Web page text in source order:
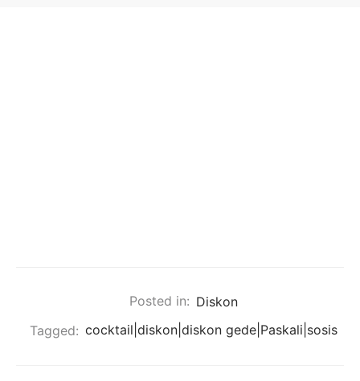
Posted in: Diskon
Tagged: cocktail|diskon|diskon gede|Paskali|sosis